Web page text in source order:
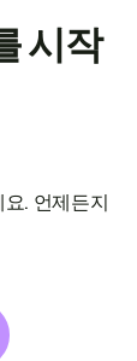
시작
. 언제든지